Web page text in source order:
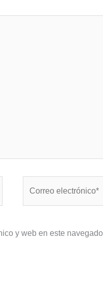
y web en este